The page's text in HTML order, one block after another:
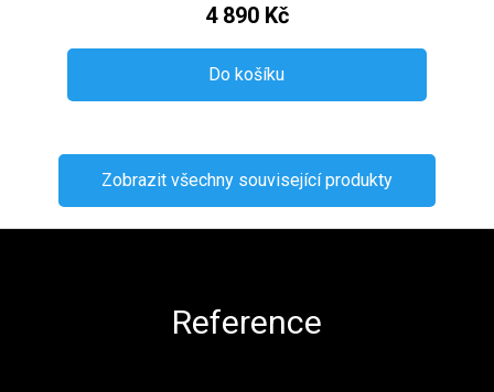
4 890 Kč
Do košíku
Zobrazit všechny související produkty
Reference